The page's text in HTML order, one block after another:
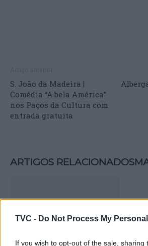
TVC - Do Not Process My
If you wish to opt-out of the sale, sharing
S. João da Madeira |
Comédia “A bela América”
nos Paços da Cultura com
entrada gratuita
ARTIGOS RELACIONADOS